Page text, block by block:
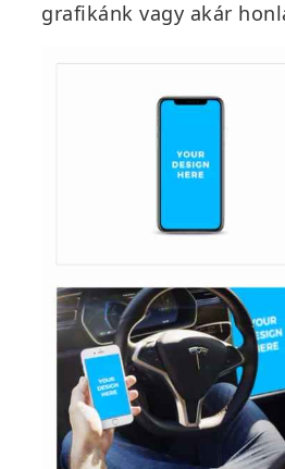
grafikánk vagy akár